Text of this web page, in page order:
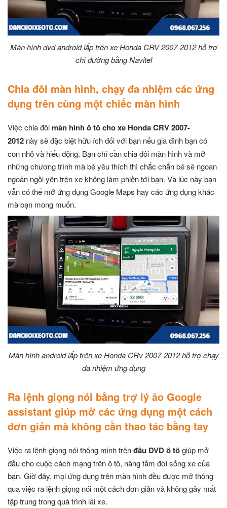
Màn hình dvd android lắp trên xe Honda CRV 2007-2012 hỗ trợ
chỉ đường bằng Navitel
Chia đôi màn hình, chạy đa nhiệm các ứng
dụng trên cùng một chiếc màn hình
Việc chia đôi màn hình ô tô cho xe Honda CRV 2007-
2012 này sẽ đặc biệt hữu ích đối với bạn nếu gia đình bạn có
con nhỏ và hiếu động. Bạn chỉ cần chia đôi màn hình và mở
những chương trình mà bé yêu thích thì chắc chắn bé sẽ ngoan
ngoãn ngồi yên trên xe không làm phiền tới bạn. Và lúc này bạn
vẫn có thể mở ứng dụng Google Maps hay các ứng dụng khác
mà bạn mong muốn.
Màn hình android lắp trên xe Honda CRv 2007-2012 hỗ trợ chạy
đa nhiệm ứng dụng
Ra lệnh giọng nói bằng trợ lý ảo Google
assistant giúp mở các ứng dụng một cách
đơn giản mà không cần thao tác bằng tay
Việc ra lệnh giọng nói thông minh trênđầu DVD ô tôgiúp mở
đầu cho cuộc cách mạng trên ô tô, nâng tầm đời sống xe của
bạn. Giờ đây, mọi ứng dụng trên màn hình đều được mở thông
qua việc ra lệnh giọng nói một cách đơn giản và không gây mất
tập trung trong quá trình lái xe.